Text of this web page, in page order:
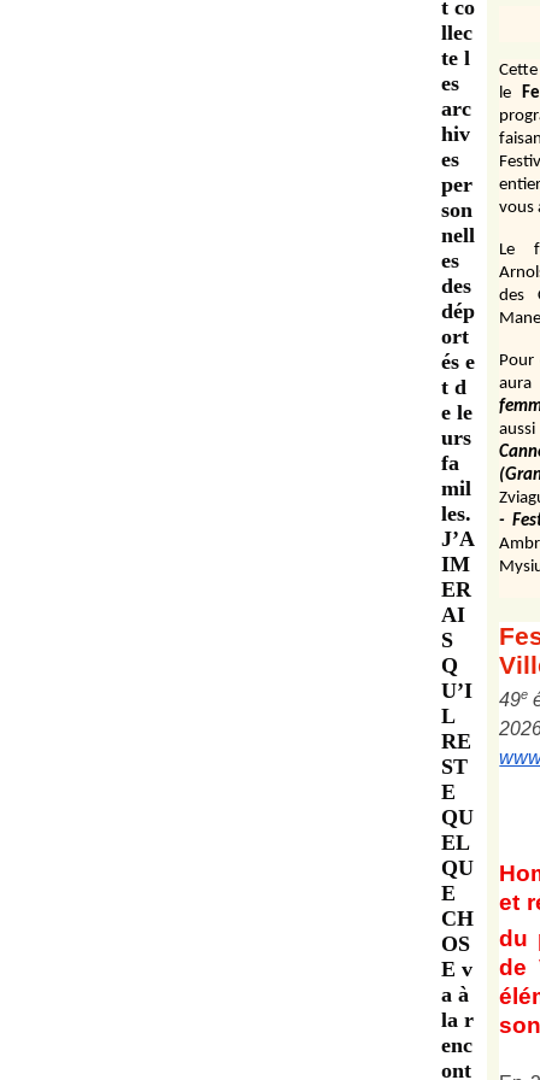
t co
llec
te l
es
arc
hiv
es
per
son
nell
es
des
dép
ort
és e
t d
e le
urs
fa
mil
les.
J’A
IM
ER
AI
S
Q
U’I
L
RE
ST
E
QU
EL
QU
E
CH
OS
E v
a à
la r
enc
ont
le
vous
Le
des
Pour
aura
aussi
-
49e
202
et
du
de